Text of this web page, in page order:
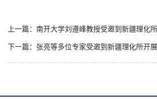
上一篇：南开大学刘遵峰教授受邀到新疆理化
下一篇：张亮等多位专家受邀到新疆理化所开